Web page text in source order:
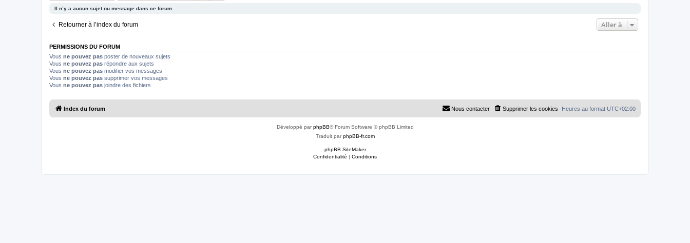
Il n’y a aucun sujet ou message dans ce forum.
Retourner à l’index du forum Aller à
PERMISSIONS DU FORUM
Vous ne pouvez pas poster de nouveaux sujets
Vous ne pouvez pas répondre aux sujets
Vous ne pouvez pas modifier vos messages
Vous ne pouvez pas supprimer vos messages
Vous ne pouvez pas joindre des fichiers
Index du forum Heures au format UTC+02:00
Supprimer les cookies
Nous contacter
Développé parphpBB® Forum Software © phpBB Limited
Traduit parphpBB-fr.com
phpBB SiteMaker
Confidentialité | Conditions